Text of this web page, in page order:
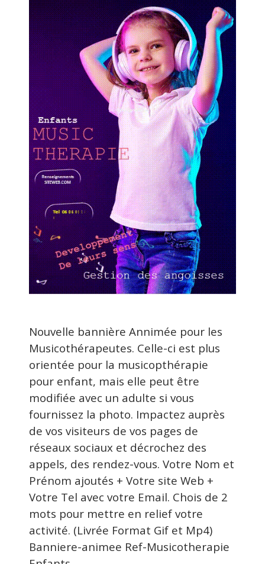
Nouvelle bannière Annimée pour les
Musicothérapeutes. Celle-ci est plus
orientée pour la musicopthérapie
pour enfant, mais elle peut être
modifiée avec un adulte si vous
fournissez la photo. Impactez auprès
de vos visiteurs de vos pages de
réseaux sociaux et décrochez des
appels, des rendez-vous. Votre Nom et
Prénom ajoutés + Votre site Web +
Votre Tel avec votre Email. Chois de 2
mots pour mettre en relief votre
activité. (Livrée Format Gif et Mp4)
Banniere-animee Ref-Musicotherapie